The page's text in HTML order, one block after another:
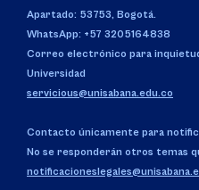
Apartado: 53753, Bogotá.
WhatsApp: +57 3205164838
Correo electrónico para
Universidad
servicious@unisabana.edu.co
Contacto únicamente para
No se responderán otros temas